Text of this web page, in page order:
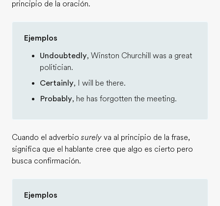
principio de la oración.
Ejemplos
Undoubtedly, Winston Churchill was a great
politician.
Certainly, I will be there.
Probably, he has forgotten the meeting.
Cuando el adverbio surely va al principio de la frase,
significa que el hablante cree que algo es cierto pero
busca confirmación.
Ejemplos